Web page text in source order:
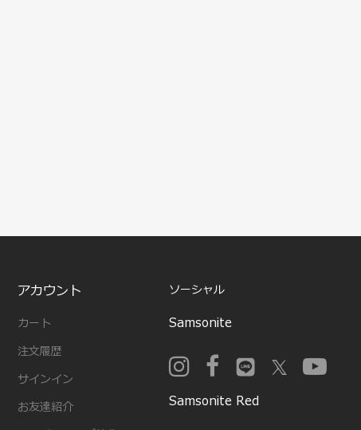
アカウント
カート
注文履歴
サインイン
お友達紹介
ソーシャル
Samsonite
Samsonite Red